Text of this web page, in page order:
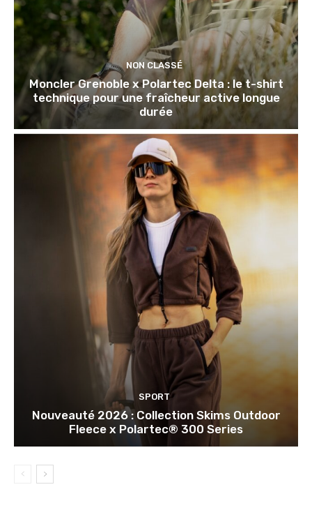
NON CLASSÉ
Moncler Grenoble x Polartec Delta : le t-shirt
technique pour une fraîcheur active longue
durée
SPORT
Nouveauté 2026 : Collection Skims Outdoor
Fleece x Polartec® 300 Series